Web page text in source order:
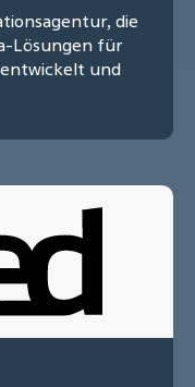
die
Lösungen für
und